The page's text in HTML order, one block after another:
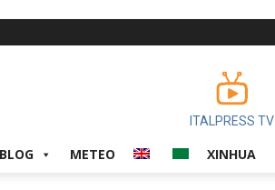
ITALPRESS TV
BLOG METEO XINHUA